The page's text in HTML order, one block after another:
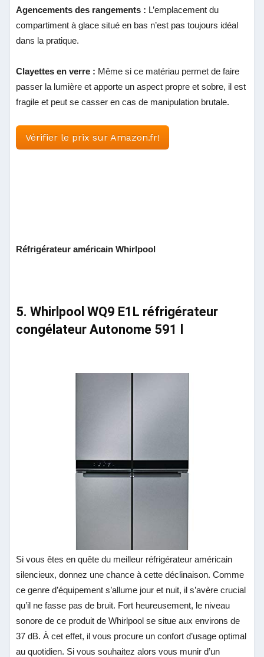
Agencements des rangements : L’emplacement du
compartiment à glace situé en bas n’est pas toujours idéal
dans la pratique.
Clayettes en verre : Même si ce matériau permet de faire
passer la lumière et apporte un aspect propre et sobre, il est
fragile et peut se casser en cas de manipulation brutale.
Vérifier le prix sur Amazon.fr!
Réfrigérateur américain Whirlpool
5. Whirlpool WQ9 E1L réfrigérateur
congélateur Autonome 591 l
Si vous êtes en quête du meilleur réfrigérateur américain
silencieux, donnez une chance à cette déclinaison. Comme
ce genre d’équipement s’allume jour et nuit, il s’avère crucial
qu’il ne fasse pas de bruit. Fort heureusement, le niveau
sonore de ce produit de Whirlpool se situe aux environs de
37 dB. À cet effet, il vous procure un confort d’usage optimal
au quotidien. Si vous souhaitez alors vous munir d’un